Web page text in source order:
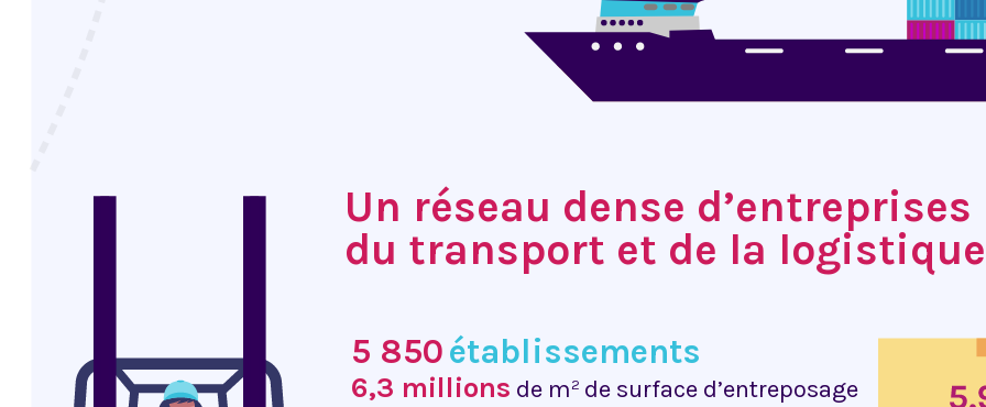
5 850établissements
6,3 millions de m2 de surface d’entreposage
Un réseau dense d’entreprises
du transport et de la logistique